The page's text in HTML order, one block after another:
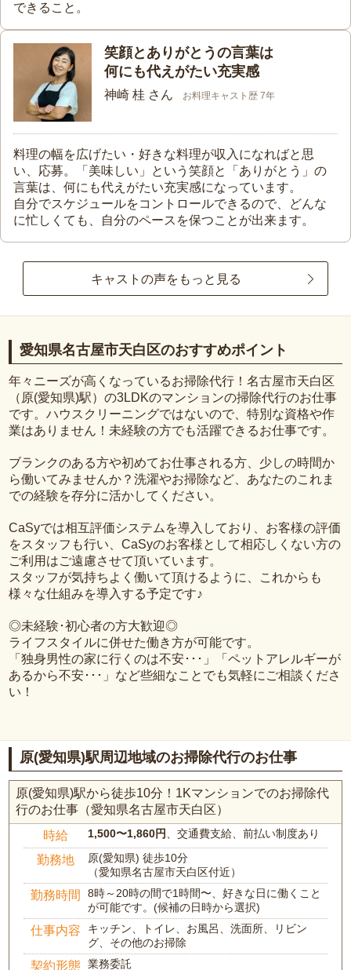
できること。
笑顔とありがとうの言葉は
何にも代えがたい充実感
神崎 桂 さん お料理キャスト歴 7年
料理の幅を広げたい・好きな料理が収入になればと思
い、応募。「美味しい」という笑顔と「ありがとう」の
言葉は、何にも代えがたい充実感になっています。
自分でスケジュールをコントロールできるので、どんな
に忙しくても、自分のペースを保つことが出来ます。
キャストの声をもっと見る
愛知県名古屋市天白区のおすすめポイント
年々ニーズが高くなっているお掃除代行！名古屋市天白区
（原(愛知県)駅）の3LDKのマンションの掃除代行のお仕事
です。ハウスクリーニングではないので、特別な資格や作
業はありません！未経験の方でも活躍できるお仕事です。
ブランクのある方や初めてお仕事される方、少しの時間か
ら働いてみませんか？洗濯やお掃除など、あなたのこれま
での経験を存分に活かしてください。
CaSyでは相互評価システムを導入しており、お客様の評価
をスタッフも行い、CaSyのお客様として相応しくない方の
ご利用はご遠慮させて頂いています。
スタッフが気持ちよく働いて頂けるように、これからも
様々な仕組みを導入する予定です♪
◎未経験･初心者の方大歓迎◎
ライフスタイルに併せた働き方が可能です。
「独身男性の家に行くのは不安･･･」「ペットアレルギーが
あるから不安･･･」など些細なことでも気軽にご相談くださ
い！
原(愛知県)駅周辺地域のお掃除代行のお仕事
原(愛知県)駅から徒歩10分！1Kマンションでのお掃除代
行のお仕事（愛知県名古屋市天白区）
時給 1,500〜1,860円、交通費支給、前払い制度あり
勤務地
原(愛知県) 徒歩10分
（愛知県名古屋市天白区付近）
勤務時間
8時～20時の間で1時間〜、好きな日に働くこと
が可能です。(候補の日時から選択)
仕事内容
キッチン、トイレ、お風呂、洗面所、リビン
グ、その他のお掃除
契約形態 業務委託